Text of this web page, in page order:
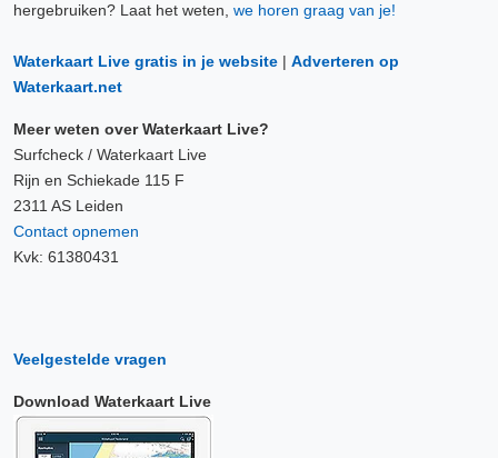
hergebruiken? Laat het weten, we horen graag van je!
Waterkaart Live gratis in je website | Adverteren op
Waterkaart.net
Meer weten over Waterkaart Live?
Surfcheck / Waterkaart Live
Rijn en Schiekade 115 F
2311 AS Leiden
Contact opnemen
Kvk: 61380431
Veelgestelde vragen
Download Waterkaart Live